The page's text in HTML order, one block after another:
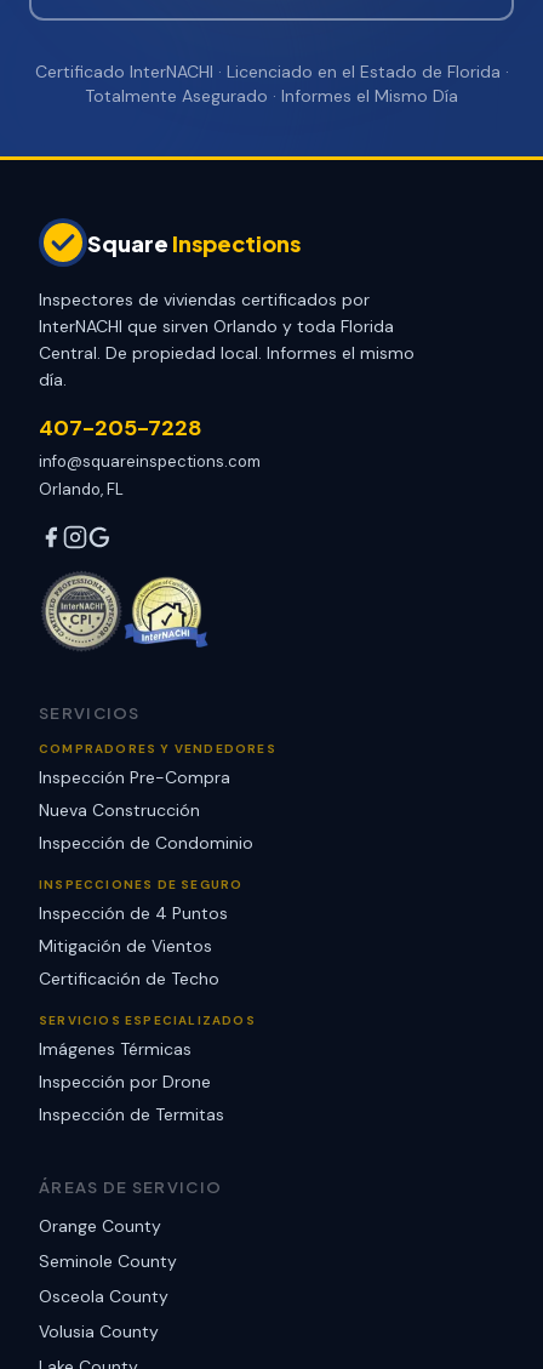
Certificado InterNACHI · Licenciado en el Estado de Florida ·
Totalmente Asegurado · Informes el Mismo Día
Square Inspections
Inspectores de viviendas certificados por
InterNACHI que sirven Orlando y toda Florida
Central. De propiedad local. Informes el mismo
día.
407-205-7228
info@squareinspections.com
Orlando, FL
SERVICIOS
COMPRADORES Y VENDEDORES
Inspección Pre-Compra
Nueva Construcción
Inspección de Condominio
INSPECCIONES DE SEGURO
Inspección de 4 Puntos
Mitigación de Vientos
Certificación de Techo
SERVICIOS ESPECIALIZADOS
Imágenes Térmicas
Inspección por Drone
Inspección de Termitas
ÁREAS DE SERVICIO
Orange County
Seminole County
Osceola County
Volusia County